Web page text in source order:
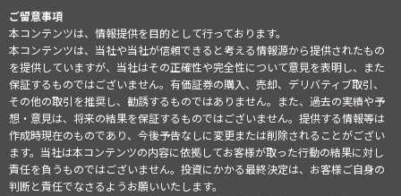
ご留意事項
本コンテンツは、情報提供を目的として行っております。
本コンテンツは、当社や当社が信頼できると考える情報源から提供されたもの
を提供していますが、当社はその正確性や完全性について意見を表明し、また
保証するものではございません。有価証券の購入、売却、デリバティブ取引、
その他の取引を推奨し、勧誘するものではありません。また、過去の実績や予
想・意見は、将来の結果を保証するものではございません。提供する情報等は
作成時現在のものであり、今後予告なしに変更または削除されることがござい
ます。当社は本コンテンツの内容に依拠してお客様が取った行動の結果に対し
責任を負うものではございません。投資にかかる最終決定は、お客様ご自身の
判断と責任でなさるようお願いいたします。